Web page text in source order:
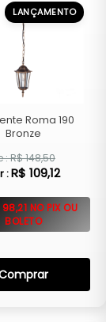
LANÇAMENTO
Roma 190
Bronze
: R$ 148,50
:R$ 109,12
NO PIX OU
BOLETO